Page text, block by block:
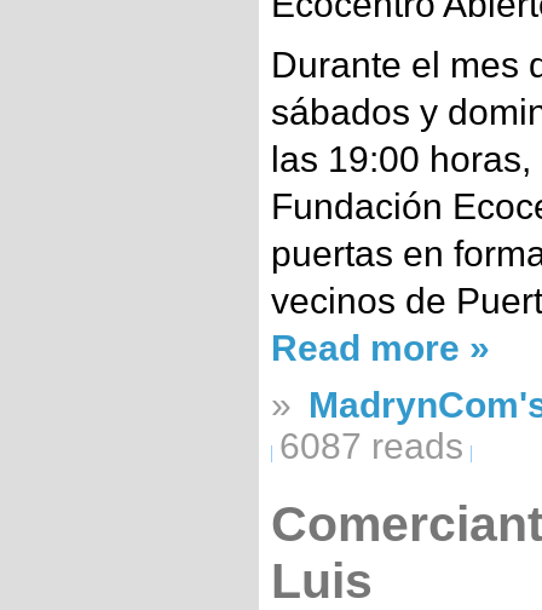
Durante el mes
sábados y
las 19:00
Fundación
puertas en
vecinos de
Read more »
»
6087 reads
Luis